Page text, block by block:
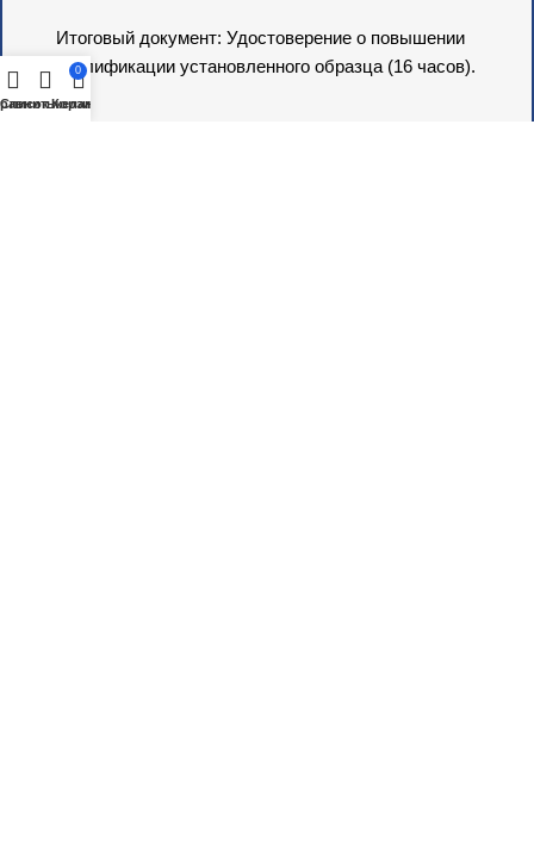
Итоговый документ: Удостоверение о повышении
квалификации установленного образца (16 часов).
Список желаний
0
Корзина